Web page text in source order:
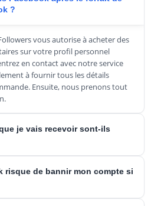
?
vous autorise à acheter des
sur votre profil personnel
en contact avec notre service
à fournir tous les détails
Ensuite, nous prenons tout
je vais recevoir sont-ils
Ce sont de véritables profils
testés et éprouvés.
risque de bannir mon compte si